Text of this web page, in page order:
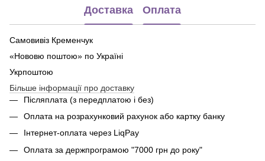
Доставка Оплата
Самовивіз Кременчук
«Нововю поштою» по Україні
Укрпоштою
Більше інформації про доставку
Післяплата (з передплатою і без)
Оплата на розрахунковий рахунок або картку банку
Інтернет-оплата через LiqPay
Оплата за держпрограмою "7000 грн до року"